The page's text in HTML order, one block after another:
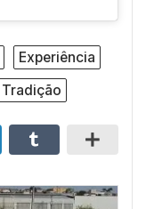
Experiência
Tradição